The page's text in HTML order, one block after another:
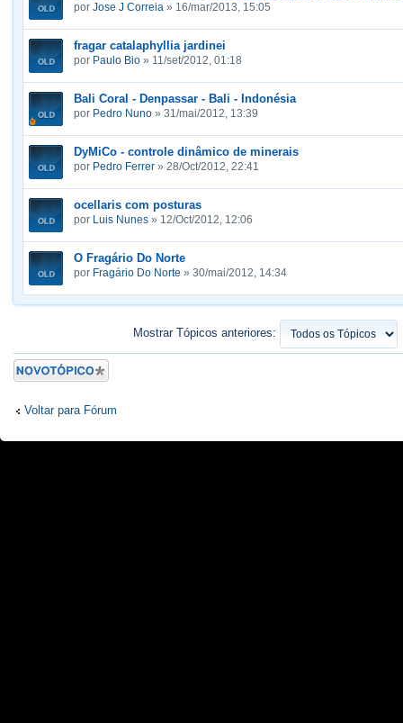
por Jose J Correia » 16/mar/2013, 15:05
fragar catalaphyllia jardinei
por Paulo Bio » 11/set/2012, 01:18
Bali Coral - Denpassar - Bali - Indonésia
por Pedro Nuno » 31/mai/2012, 13:39
DyMiCo - controle dinâmico de minerais
por Pedro Ferrer » 28/Oct/2012, 22:41
ocellaris com posturas
por Luis Nunes » 12/Oct/2012, 12:06
O Fragário Do Norte
por Fragário Do Norte » 30/mai/2012, 14:34
Mostrar Tópicos anteriores:
Criar um novo
Tópico
Voltar para Fórum